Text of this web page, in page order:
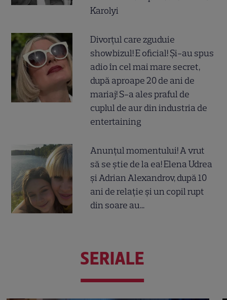
Karolyi
Divorțul care zguduie
showbizul! E oficial! Și-au spus
adio în cel mai mare secret,
după aproape 20 de ani de
mariaj! S-a ales praful de
cuplul de aur din industria de
entertaining
Anunțul momentului! A vrut
să se știe de la ea! Elena Udrea
și Adrian Alexandrov, după 10
ani de relație și un copil rupt
din soare au...
SERIALE